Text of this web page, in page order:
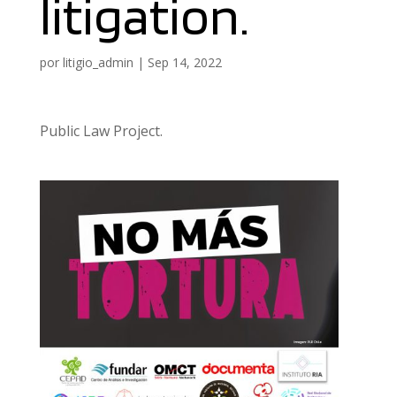
litigation.
por litigio_admin | Sep 14, 2022
Public Law Project.